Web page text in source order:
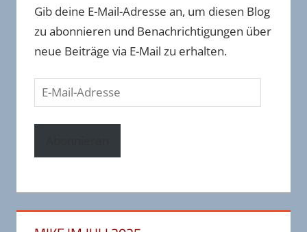
Gib deine E-Mail-Adresse an, um diesen Blog
zu abonnieren und Benachrichtigungen über
neue Beiträge via E-Mail zu erhalten.
E-
Mail-
Adresse